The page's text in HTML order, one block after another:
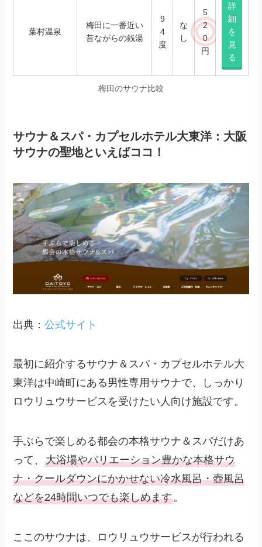
葉村温泉
梅田に一番近い
昔ながらの銭湯
9
4
度
な
し
5
2
0
円
詳
細
を
見
る
梅田のサウナ比較
サウナ＆スパ・カプセルホテル大東洋：大阪
サウナの聖地といえばココ！
出典：公式サイト
最初に紹介するサウナ＆スパ・カプセルホテル大
東洋は中崎町にある男性専用サウナで、しっかり
ロウリュウサービスを受けたい人向け施設です。
手ぶらで楽しめる都会の本格サウナ＆スパだけあ
って、大浴場やバリエーション豊かな本格サウ
ナ・クールダウンにかかせない冷水風呂・壺風呂
などを24時間いつでも楽しめます。
ここのサウナは、ロウリュウサービスが行われる